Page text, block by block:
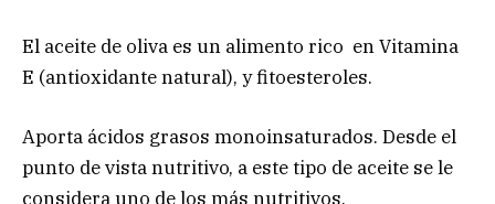
El aceite de oliva es un alimento rico en Vitamina
E (antioxidante natural), y fitoesteroles.
Aporta ácidos grasos monoinsaturados. Desde el
punto de vista nutritivo, a este tipo de aceite se le
considera uno de los más nutritivos.